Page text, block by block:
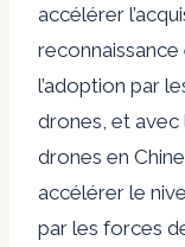
accélérer
l’adoption par
drones, et avec
drones en
accélérer le
par les forces